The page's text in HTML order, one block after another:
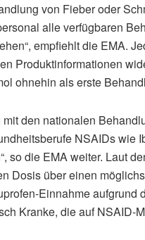
von Fieber oder
alle verfügbaren
empfiehlt die EMA.
Produktinformationen
ohnehin als erste
mit den nationalen
NSAIDs wie
so die EMA weiter. Laut
Dosis über einen
Einnahme
Kranke, die auf NSAID-